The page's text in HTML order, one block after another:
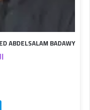
ABDELSALAM BADAWY